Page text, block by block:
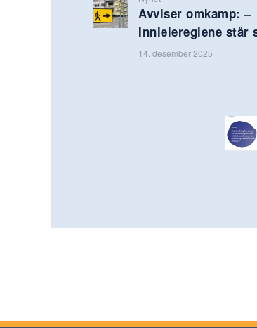
Avviser omkamp: –
Innleiereglene står
14. desember 2025